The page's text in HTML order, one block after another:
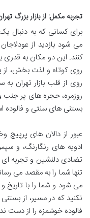
تجربه مکمل: از بازار بزرگ
برای کسانی که به دنبال
می شود بازدید از
کنند. این دو مکان به
روی کوتاه و لذت بخش، از
روی از قلب بازار تهران
روزمره، حجره های پر
بستنی های سنتی و فالوده
عبور از دالان های پرپیچ
ادویه های رنگارنگ، و
تضادی دلنشین و تجربه
تنها شما را به مقصد می
می شود و شما را با
نکنید که در مسیر، از
فالوده خوشمزه را از دست